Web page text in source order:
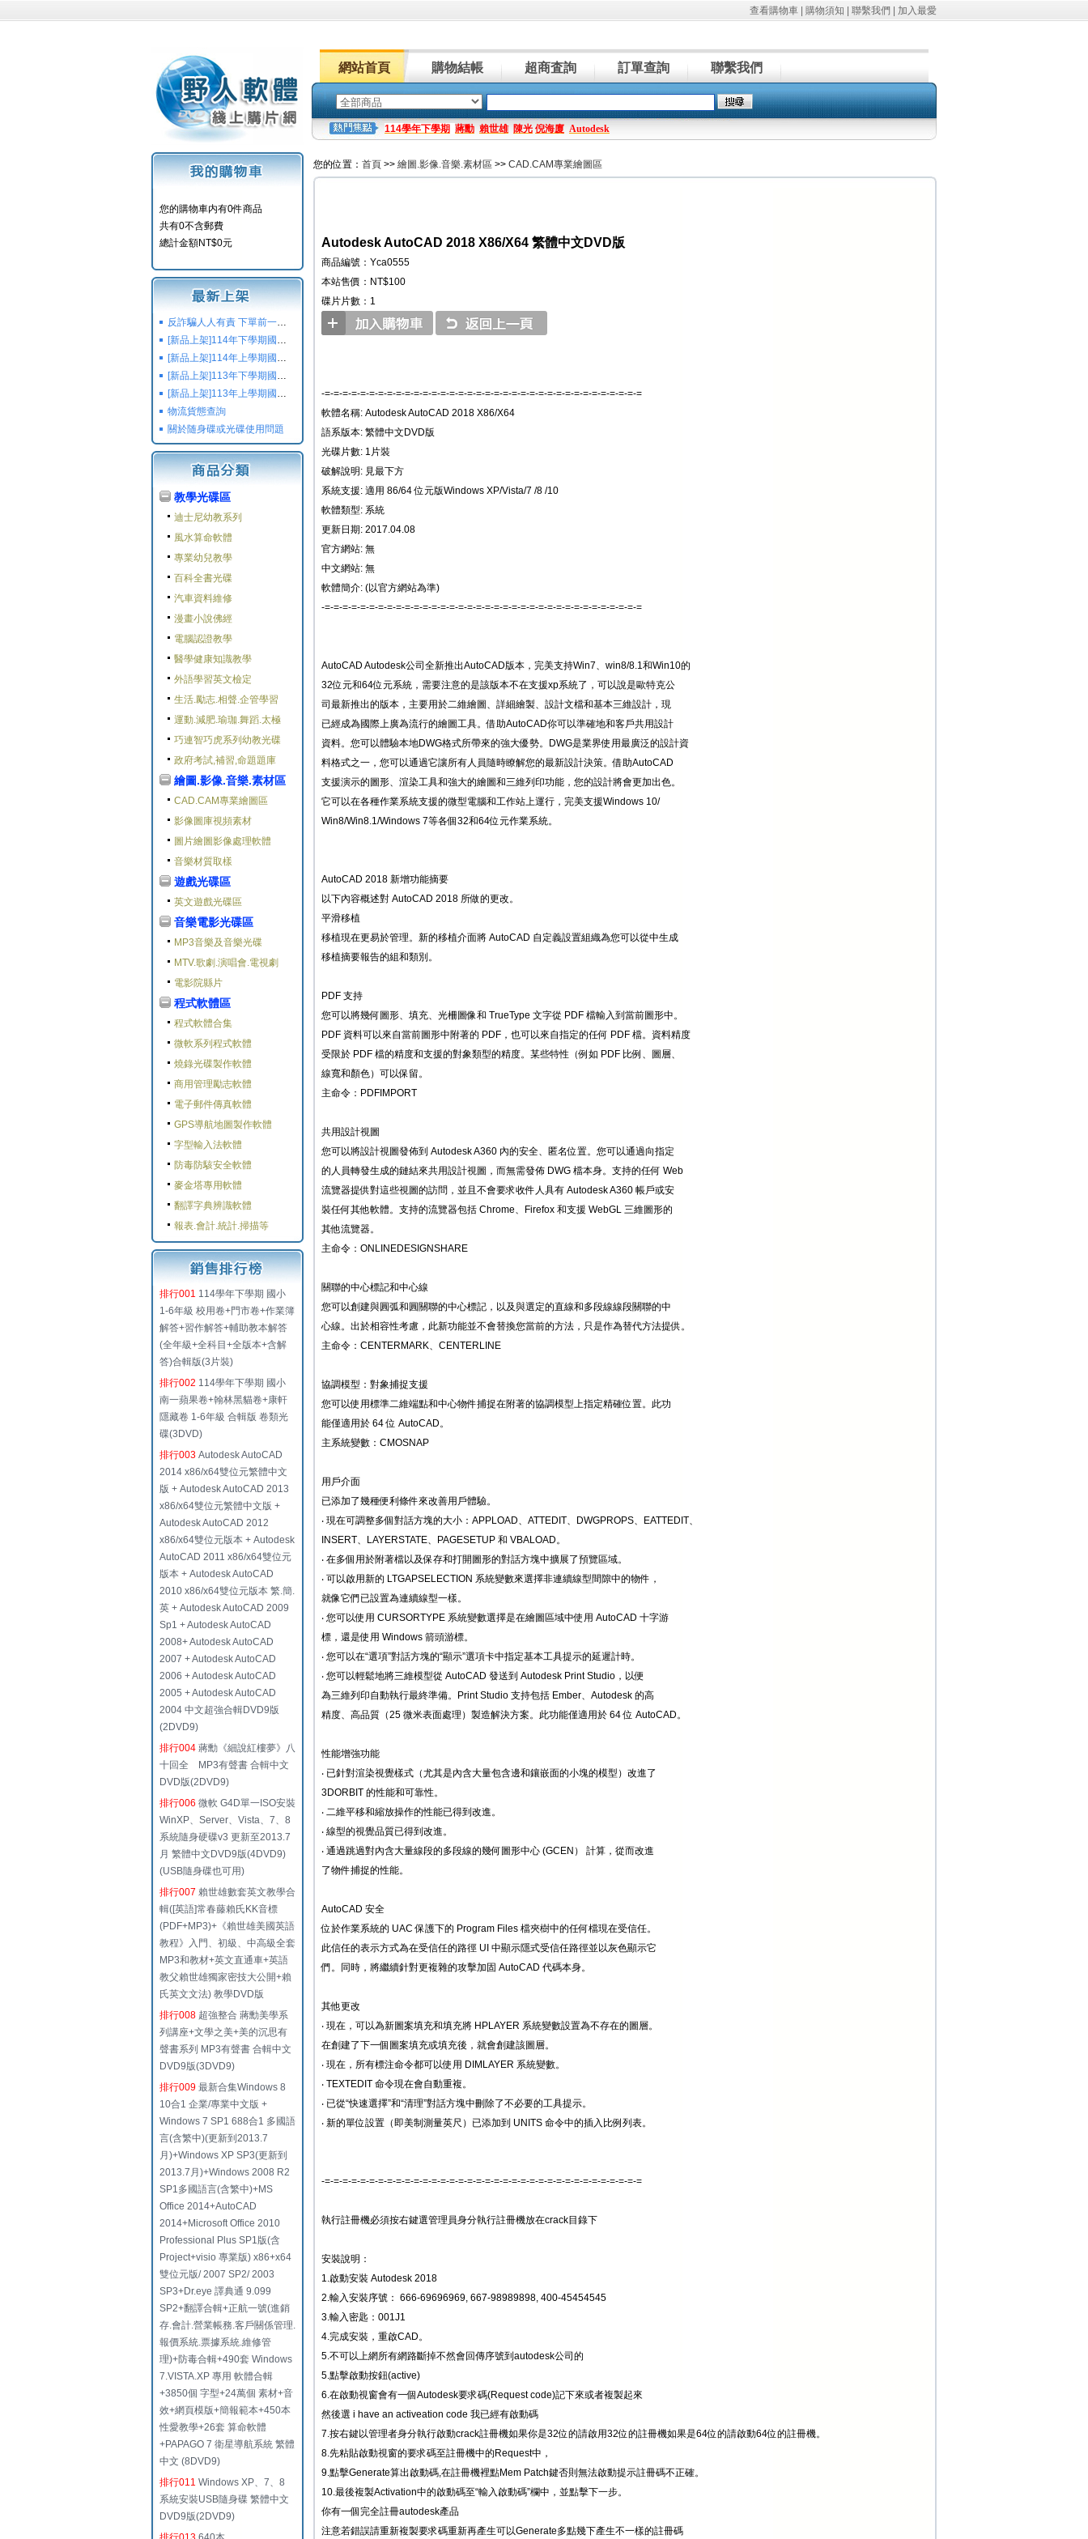
查看購物車 購物須知 聯繫我們 加入最愛
網站首頁 購物結帳 超商査詢 訂單查詢 聯繫我們
114學年下學期 蔣勳 賴世雄 陳光 倪海廈 Autodesk
您的購物車内有0件商品
共有0不含郵費
總計金額NT$0元
反詐騙人人有責 下單前一定要注意
[新品上架]114年下學期國小國中高中命題光碟,校用卷,習作
[新品上架]114年上學期國小國中高中命題光碟,校用卷,習作
[新品上架]113年下學期國小國中高中命題光碟,校用卷,習作
[新品上架]113年上學期國小國中高中命題光碟,校用卷,習作
物流貨態查詢
關於随身碟或光碟使用問題
教學光碟區
迪士尼幼教系列
風水算命軟體
專業幼兒教學
百科全書光碟
汽車資料維修
漫畫小說佛經
電腦認證教學
醫學健康知識教學
外語學習英文檢定
生活.勵志.相聲.企管學習
運動.減肥.瑜珈.舞蹈.太極
巧連智巧虎系列幼教光碟
政府考試,補習,命題題庫
繪圖.影像.音樂.素材區
CAD.CAM專業繪圖區
影像圖庫視頻素材
圖片繪圖影像處理軟體
音樂材質取樣
遊戲光碟區
英文遊戲光碟區
音樂電影光碟區
MP3音樂及音樂光碟
MTV.歌劇.演唱會.電視劇
電影院縣片
程式軟體區
程式軟體合集
微軟系列程式軟體
燒錄光碟製作軟體
商用管理勵志軟體
電子郵件傳真軟體
GPS導航地圖製作軟體
字型輸入法軟體
防毒防駭安全軟體
麥金塔專用軟體
翻譯字典辨識軟體
報表.會計.統計.掃描等
排行001 114學年下學期 國小
1-6年級 校用卷+門市卷+作業簿
解答+習作解答+輔助教本解答
(全年級+全科目+全版本+含解
答)合輯版(3片裝)
排行002 114學年下學期 國小
南一蘋果卷+翰林黑貓卷+康軒
隱藏卷 1-6年級 合輯版 卷類光
碟(3DVD)
排行003 Autodesk AutoCAD
2014 x86/x64雙位元繁體中文
版 + Autodesk AutoCAD 2013
x86/x64雙位元繁體中文版 +
Autodesk AutoCAD 2012
x86/x64雙位元版本 + Autodesk
AutoCAD 2011 x86/x64雙位元
版本 + Autodesk AutoCAD
2010 x86/x64雙位元版本 繁.簡.
英 + Autodesk AutoCAD 2009
Sp1 + Autodesk AutoCAD
2008+ Autodesk AutoCAD
2007 + Autodesk AutoCAD
2006 + Autodesk AutoCAD
2005 + Autodesk AutoCAD
2004 中文超強合輯DVD9版
(2DVD9)
排行004 蔣勳《細說紅樓夢》八
十回全 MP3有聲書 合輯中文
DVD版(2DVD9)
排行006 微軟 G4D單一ISO安裝
WinXP、Server、Vista、7、8
系統隨身硬碟v3 更新至2013.7
月 繁體中文DVD9版(4DVD9)
(USB隨身碟也可用)
排行007 賴世雄數套英文教學合
輯([英語]常春藤賴氏KK音標
(PDF+MP3)+《賴世雄美國英語
教程》入門、初級、中高級全套
MP3和教材+英文直通車+英語
教父賴世雄獨家密技大公開+賴
氏英文文法) 教學DVD版
排行008 超強整合 蔣勳美學系
列講座+文學之美+美的沉思有
聲書系列 MP3有聲書 合輯中文
DVD9版(3DVD9)
排行009 最新合集Windows 8
10合1 企業/專業中文版 +
Windows 7 SP1 688合1 多國語
言(含繁中)(更新到2013.7
月)+Windows XP SP3(更新到
2013.7月)+Windows 2008 R2
SP1多國語言(含繁中)+MS
Office 2014+AutoCAD
2014+Microsoft Office 2010
Professional Plus SP1版(含
Project+visio 專業版) x86+x64
雙位元版/ 2007 SP2/ 2003
SP3+Dr.eye 譯典通 9.099
SP2+翻譯合輯+正航一號(進銷
存.會計.營業帳務.客戶關係管理.
報價系統.票據系統.維修管
理)+防毒合輯+490套 Windows
7.VISTA.XP 專用 軟體合輯
+3850個 字型+24萬個 素材+音
效+網頁模版+簡報範本+450本
性愛教學+26套 算命軟體
+PAPAGO 7 衛星導航系統 繁體
中文 (8DVD9)
排行011 Windows XP、7、8
系統安裝USB隨身碟 繁體中文
DVD9版(2DVD9)
您的位置： 首頁 >> 繪圖.影像.音樂.素材區 >> CAD.CAM專業繪圖區
Autodesk AutoCAD 2018 X86/X64 繁體中文DVD版
商品編號：Yca0555
本站售價：NT$100
碟片片數：1
-=-=-=-=-=-=-=-=-=-=-=-=-=-=-=-=-=-=-=-=-=-=-=-=-=-=-=-=-=-=-=-=-=-=-=-=
軟體名稱: Autodesk AutoCAD 2018 X86/X64
語系版本: 繁體中文DVD版
光碟片數: 1片裝
破解說明: 見最下方
系統支援: 適用 86/64 位元版Windows XP/Vista/7 /8 /10
軟體類型: 系統
更新日期: 2017.04.08
官方網站: 無
中文網站: 無
軟體簡介: (以官方網站為準)
-=-=-=-=-=-=-=-=-=-=-=-=-=-=-=-=-=-=-=-=-=-=-=-=-=-=-=-=-=-=-=-=-=-=-=-=
AutoCAD Autodesk公司全新推出AutoCAD版本，完美支持Win7、win8/8.1和Win10的
32位元和64位元系統，需要注意的是該版本不在支援xp系統了，可以說是歐特克公
司最新推出的版本，主要用於二維繪圖、詳細繪製、設計文檔和基本三維設計，現
已經成為國際上廣為流行的繪圖工具。借助AutoCAD你可以準確地和客戶共用設計
資料。您可以體驗本地DWG格式所帶來的強大優勢。DWG是業界使用最廣泛的設計資
料格式之一，您可以通過它讓所有人員隨時瞭解您的最新設計決策。借助AutoCAD
支援演示的圖形、渲染工具和強大的繪圖和三維列印功能，您的設計將會更加出色。
它可以在各種作業系統支援的微型電腦和工作站上運行，完美支援Windows 10/
Win8/Win8.1/Windows 7等各個32和64位元作業系統。
AutoCAD 2018 新增功能摘要
以下內容概述對 AutoCAD 2018 所做的更改。
平滑移植
移植現在更易於管理。新的移植介面將 AutoCAD 自定義設置組織為您可以從中生成
移植摘要報告的組和類別。
PDF 支持
您可以將幾何圖形、填充、光柵圖像和 TrueType 文字從 PDF 檔輸入到當前圖形中。
PDF 資料可以來自當前圖形中附著的 PDF，也可以來自指定的任何 PDF 檔。資料精度
受限於 PDF 檔的精度和支援的對象類型的精度。某些特性（例如 PDF 比例、圖層、
線寬和顏色）可以保留。
主命令：PDFIMPORT
共用設計視圖
您可以將設計視圖發佈到 Autodesk A360 內的安全、匿名位置。您可以通過向指定
的人員轉發生成的鏈結來共用設計視圖，而無需發佈 DWG 檔本身。支持的任何 Web
流覽器提供對這些視圖的訪問，並且不會要求收件人具有 Autodesk A360 帳戶或安
裝任何其他軟體。支持的流覽器包括 Chrome、Firefox 和支援 WebGL 三維圖形的
其他流覽器。
主命令：ONLINEDESIGNSHARE
關聯的中心標記和中心線
您可以創建與圓弧和圓關聯的中心標記，以及與選定的直線和多段線線段關聯的中
心線。出於相容性考慮，此新功能並不會替換您當前的方法，只是作為替代方法提供。
主命令：CENTERMARK、CENTERLINE
協調模型：對象捕捉支援
您可以使用標準二維端點和中心物件捕捉在附著的協調模型上指定精確位置。此功
能僅適用於 64 位 AutoCAD。
主系統變數：CMOSNAP
用戶介面
已添加了幾種便利條件來改善用戶體驗。
‧ 現在可調整多個對話方塊的大小：APPLOAD、ATTEDIT、DWGPROPS、EATTEDIT、
INSERT、LAYERSTATE、PAGESETUP 和 VBALOAD。
‧ 在多個用於附著檔以及保存和打開圖形的對話方塊中擴展了預覽區域。
‧ 可以啟用新的 LTGAPSELECTION 系統變數來選擇非連續線型間隙中的物件，
就像它們已設置為連續線型一樣。
‧ 您可以使用 CURSORTYPE 系統變數選擇是在繪圖區域中使用 AutoCAD 十字游
標，還是使用 Windows 箭頭游標。
‧ 您可以在“選項”對話方塊的“顯示”選項卡中指定基本工具提示的延遲計時。
‧ 您可以輕鬆地將三維模型從 AutoCAD 發送到 Autodesk Print Studio，以便
為三維列印自動執行最終準備。Print Studio 支持包括 Ember、Autodesk 的高
精度、高品質（25 微米表面處理）製造解決方案。此功能僅適用於 64 位 AutoCAD。
性能增強功能
‧ 已針對渲染視覺樣式（尤其是內含大量包含邊和鑲嵌面的小塊的模型）改進了
3DORBIT 的性能和可靠性。
‧ 二維平移和縮放操作的性能已得到改進。
‧ 線型的視覺品質已得到改進。
‧ 通過跳過對內含大量線段的多段線的幾何圖形中心 (GCEN） 計算，從而改進
了物件捕捉的性能。
AutoCAD 安全
位於作業系統的 UAC 保護下的 Program Files 檔夾樹中的任何檔現在受信任。
此信任的表示方式為在受信任的路徑 UI 中顯示隱式受信任路徑並以灰色顯示它
們。同時，將繼續針對更複雜的攻擊加固 AutoCAD 代碼本身。
其他更改
‧ 現在，可以為新圖案填充和填充將 HPLAYER 系統變數設置為不存在的圖層。
在創建了下一個圖案填充或填充後，就會創建該圖層。
‧ 現在，所有標注命令都可以使用 DIMLAYER 系統變數。
‧ TEXTEDIT 命令現在會自動重複。
‧ 已從“快速選擇”和“清理”對話方塊中刪除了不必要的工具提示。
‧ 新的單位設置（即美制測量英尺）已添加到 UNITS 命令中的插入比例列表。
-=-=-=-=-=-=-=-=-=-=-=-=-=-=-=-=-=-=-=-=-=-=-=-=-=-=-=-=-=-=-=-=-=-=-=-=
執行註冊機必須按右鍵選管理員身分執行註冊機放在crack目錄下
安裝說明：
1.啟動安裝 Autodesk 2018
2.輸入安裝序號： 666-69696969, 667-98989898, 400-45454545
3.輸入密匙：001J1
4.完成安裝，重啟CAD。
5.不可以上網所有網路斷掉不然會回傳序號到autodesk公司的
5.點擊啟動按鈕(active)
6.在啟動視窗會有一個Autodesk要求碼(Request code)記下來或者複製起來
然後選 i have an activeation code 我已經有啟動碼
7.按右鍵以管理者身分執行啟動crack註冊機如果你是32位的請啟用32位的註冊機如果是64位的請啟動64位的註冊機。
8.先粘貼啟動視窗的要求碼至註冊機中的Request中，
9.點擊Generate算出啟動碼,在註冊機裡點Mem Patch鍵否則無法啟動提示註冊碼不正確。
10.最後複製Activation中的啟動碼至“輸入啟動碼”欄中，並點擊下一步。
你有一個完全註冊autodesk產品
注意若錯誤請重新複製要求碼重新再產生可以Generate多點幾下產生不一樣的註冊碼